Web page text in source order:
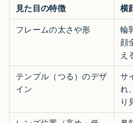
見た目の特徴 横
フレームの太さや形
輪
顔
え
テンプル（つる）のデザ
イン
サ
れ
り